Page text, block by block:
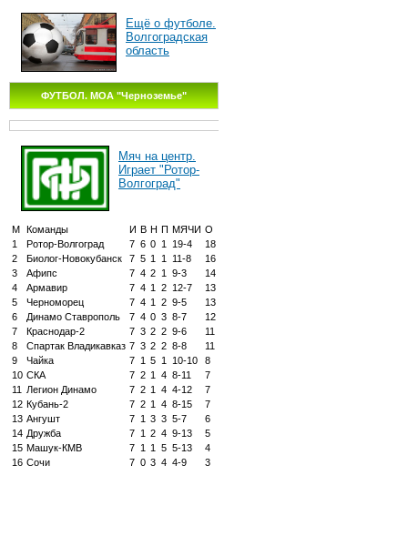
Ещё о футболе.
Волгоградская
область
ФУТБОЛ. МОА "Черноземье"
Мяч на центр.
Играет "Ротор-
Волгоград"
М Команды И В Н П МЯЧИ О
1
Ротор-Волгоград 7 6 0 1 19-4
18
2
Биолог-Новокубанск 7 5 1 1 11-8
16
3
Афипс 7 4 2 1 9-3
14
4
Армавир 7 4 1 2 12-7
13
5
Черноморец 7 4 1 2 9-5
13
6
Динамо Ставрополь 7 4 0 3 8-7
12
7
Краснодар-2 7 3 2 2 9-6
11
8
Спартак Владикавказ 7 3 2 2 8-8
11
9
Чайка 7 1 5 1 10-10
8
10 СКА 7 2 1 4 8-11
7
11
Легион Динамо 7 2 1 4 4-12
7
12 Кубань-2 7 2 1 4 8-15
7
13 Ангушт 7 1 3 3 5-7
6
14 Дружба 7 1 2 4 9-13
5
15 Машук-КМВ 7 1 1 5 5-13
4
16 Сочи 7 0 3 4 4-9 3